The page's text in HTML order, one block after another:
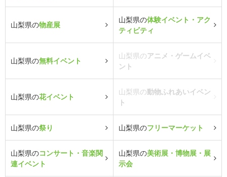
山梨県の物産展
山梨県の体験イベント・アク
ティビティ
山梨県の無料イベント
山梨県のアニメ・ゲームイベ
ント
山梨県の花イベント
山梨県の動物ふれあいイベン
ト
山梨県の祭り 山梨県のフリーマーケット
山梨県のコンサート・音楽関
連イベント
山梨県の美術展・博物展・展
示会